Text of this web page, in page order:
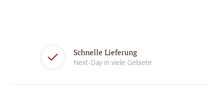
Schnelle Lieferung
Next-Day in viele Gebiete